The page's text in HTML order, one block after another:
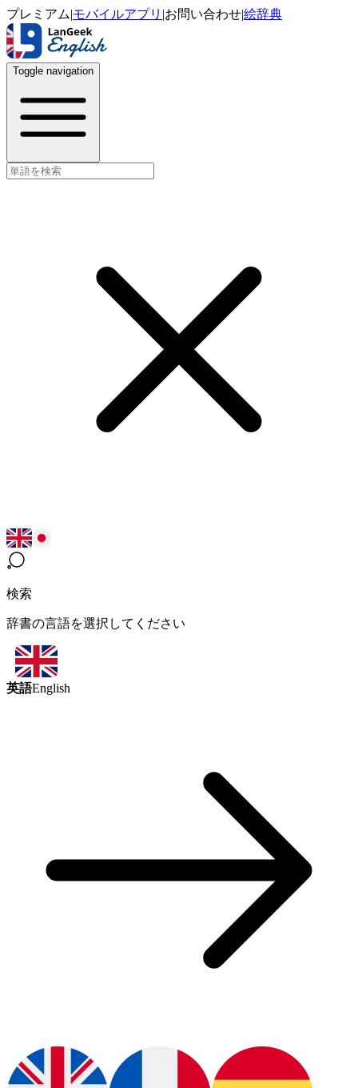
プレミアム|モバイルアプリ |お問い合わせ|絵辞典
Toggle navigation
検索
辞書の言語を選択してください
英語English